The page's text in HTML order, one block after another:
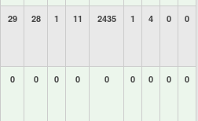
29 28 1 11 2435 1 4 0 0
0 0 0 0 0 0 0 0 0